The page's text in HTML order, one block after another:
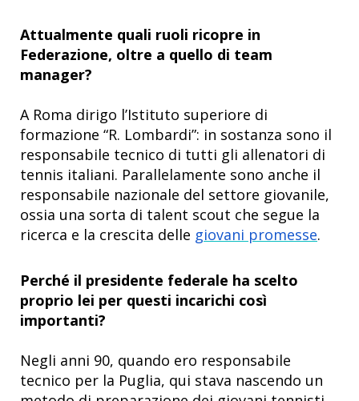
Attualmente quali ruoli ricopre in
Federazione, oltre a quello di team
manager?
A Roma dirigo l’Istituto superiore di
formazione “R. Lombardi”: in sostanza sono il
responsabile tecnico di tutti gli allenatori di
tennis italiani. Parallelamente sono anche il
responsabile nazionale del settore giovanile,
ossia una sorta di talent scout che segue la
ricerca e la crescita delle giovani promesse.
Perché il presidente federale ha scelto
proprio lei per questi incarichi così
importanti?
Negli anni 90, quando ero responsabile
tecnico per la Puglia, qui stava nascendo un